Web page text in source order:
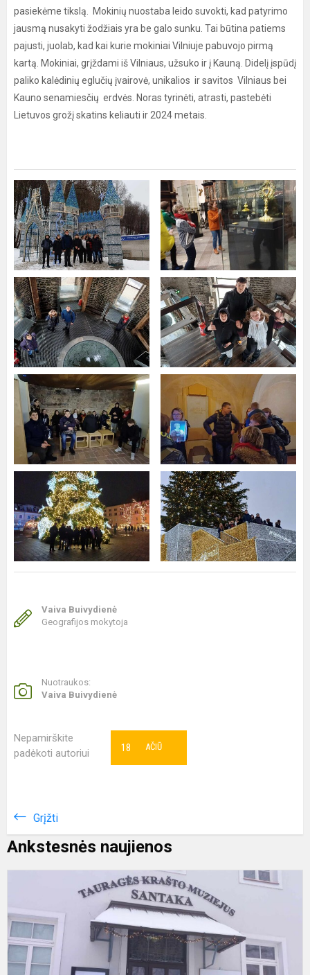
pasiekėme tikslą. Mokinių nuostaba leido suvokti, kad patyrimo
jausmą nusakyti žodžiais yra be galo sunku. Tai būtina patiems
pajusti, juolab, kad kai kurie mokiniai Vilniuje pabuvojo pirmą
kartą. Mokiniai, grįždami iš Vilniaus, užsuko ir į Kauną. Didelį įspūdį
paliko kalėdinių eglučių įvairovė, unikalios ir savitos Vilniaus bei
Kauno senamiesčių erdvės. Noras tyrinėti, atrasti, pastebėti
Lietuvos grožį skatins keliauti ir 2024 metais.
Vaiva Buivydienė
Geografijos mokytoja
Nuotraukos:
Vaiva Buivydienė
Nepamirškite
padėkoti autoriui
AČIŪ
18
Grįžti
Ankstesnės naujienos